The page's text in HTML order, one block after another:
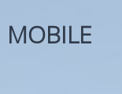
MOBILE